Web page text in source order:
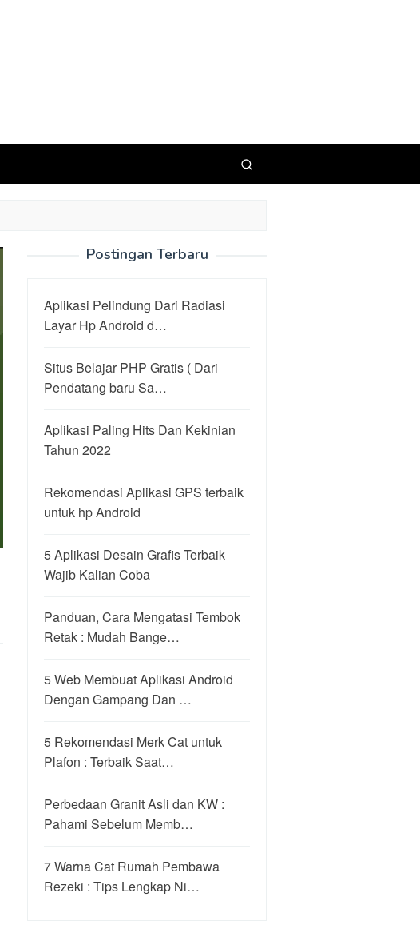
Postingan Terbaru
Aplikasi Pelindung Dari Radiasi
Layar Hp Android d…
Situs Belajar PHP Gratis ( Dari
Pendatang baru Sa…
Aplikasi Paling Hits Dan Kekinian
Tahun 2022
Rekomendasi Aplikasi GPS terbaik
untuk hp Android
5 Aplikasi Desain Grafis Terbaik
Wajib Kalian Coba
Panduan, Cara Mengatasi Tembok
Retak : Mudah Bange…
5 Web Membuat Aplikasi Android
Dengan Gampang Dan …
5 Rekomendasi Merk Cat untuk
Plafon : Terbaik Saat…
Perbedaan Granit Asli dan KW :
Pahami Sebelum Memb…
7 Warna Cat Rumah Pembawa
Rezeki : Tips Lengkap Ni…